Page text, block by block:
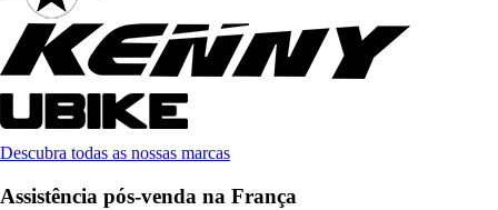
Descubra todas as nossas marcas
Assistência pós-venda na França